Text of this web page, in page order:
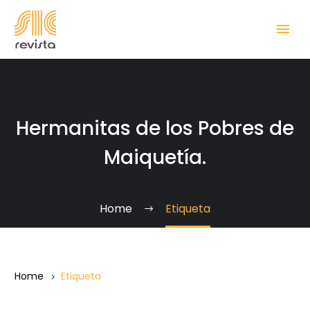
Hermanitas de los Pobres de
Maiquetía.
Home Etiqueta
Home Etiqueta